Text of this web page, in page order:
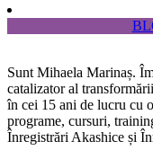
Sunt Mihaela Marinaș.
catalizator al
în cei 15 ani de lucru cu
programe, cursuri,
Înregistrări Akashice și